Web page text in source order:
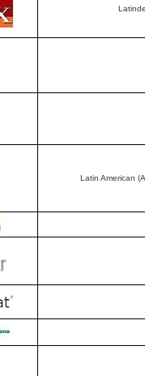
Latin American